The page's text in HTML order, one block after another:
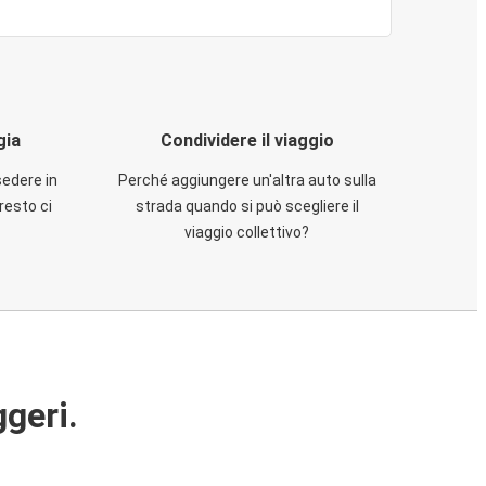
in
ci
Condividere il viaggio
Perché aggiungere un'altra auto sulla
strada quando si può scegliere il
viaggio collettivo?